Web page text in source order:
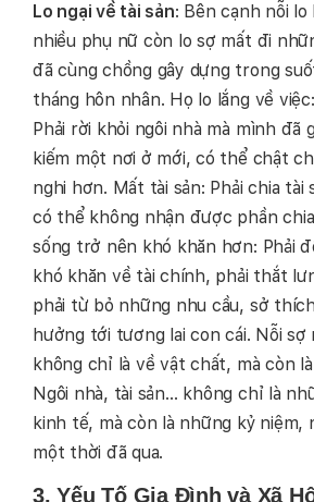
Lo ngại về tài sản: Bên cạnh nỗi
nhiều phụ nữ còn lo sợ mất đi
đã cùng chồng gây dựng trong
tháng hôn nhân. Họ lo lắng về
Phải rời khỏi ngôi nhà mà mình đã
kiếm một nơi ở mới, có thể chật
nghi hơn. Mất tài sản: Phải chia tài
có thể không nhận được phần
sống trở nên khó khăn hơn: Phải
khó khăn về tài chính, phải thắt
phải từ bỏ những nhu cầu, sở
hưởng tới tương lai con cái. Nỗi sợ
không chỉ là về vật chất, mà còn
Ngôi nhà, tài sản… không chỉ là
kinh tế, mà còn là những kỷ niệm,
một thời đã qua.
3. Yếu Tố Gia Đình và Xã